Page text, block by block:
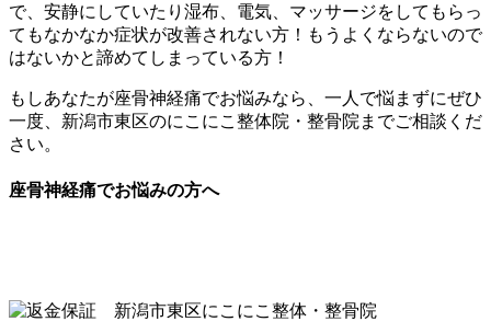
で、安静にしていたり湿布、電気、マッサージをしてもらっ
てもなかなか症状が改善されない方！もうよくならないので
はないかと諦めてしまっている方！
もしあなたが座骨神経痛でお悩みなら、一人で悩まずにぜひ
一度、新潟市東区のにこにこ整体院・整骨院までご相談くだ
さい。
座骨神経痛でお悩みの方へ